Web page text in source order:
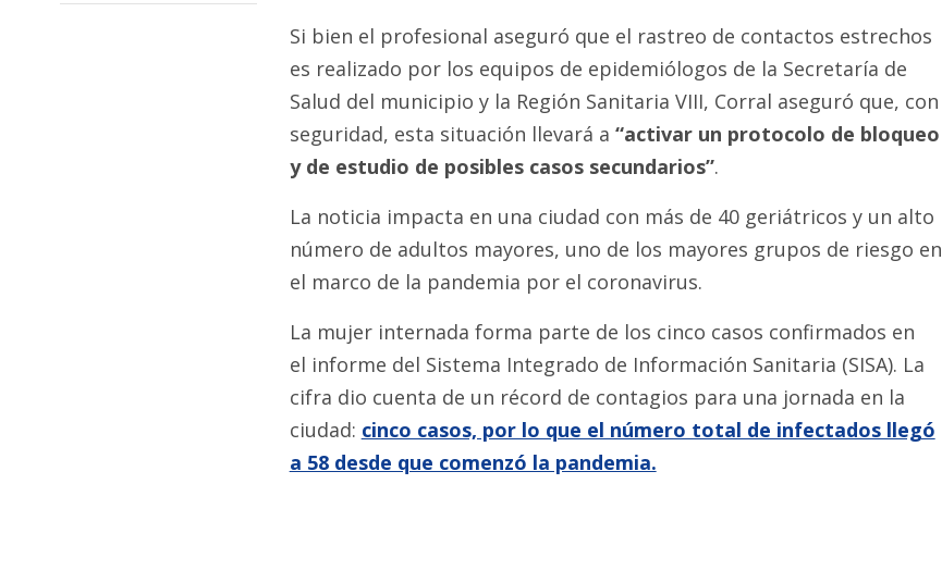
Si bien el profesional aseguró que el rastreo de contactos estrechos
es realizado por los equipos de epidemiólogos de la Secretaría de
Salud del municipio y la Región Sanitaria VIII, Corral aseguró que, con
seguridad, esta situación llevará a “activar un protocolo de bloqueo
y de estudio de posibles casos secundarios”.
La noticia impacta en una ciudad con más de 40 geriátricos y un alto
número de adultos mayores, uno de los mayores grupos de riesgo en
el marco de la pandemia por el coronavirus.
La mujer internada forma parte de los cinco casos confirmados en
el informe del Sistema Integrado de Información Sanitaria (SISA). La
cifra dio cuenta de un récord de contagios para una jornada en la
ciudad: cinco casos, por lo que el número total de infectados llegó
a 58 desde que comenzó la pandemia.